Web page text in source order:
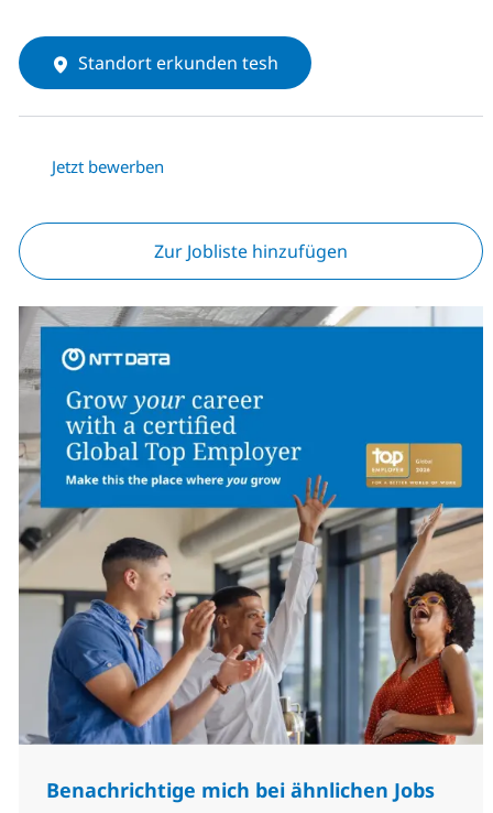
Standort erkunden tesh
Jetzt bewerben
Zur Jobliste hinzufügen
Benachrichtige mich bei ähnlichen Jobs